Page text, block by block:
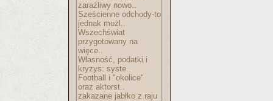
zaraźliwy nowo..
Sześcienne odchody-to
jednak możl..
Wszechświat
przygotowany na
więce..
Własność, podatki i
kryzys: syste..
Football i "okolice"
oraz aktorst..
zakazane jabłko z raju